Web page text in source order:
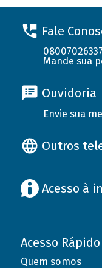
Fale
08007026337
Mande sua
Ouvidoria
Envie sua
Outros
Acesso à
Acesso Rápido
Quem somos